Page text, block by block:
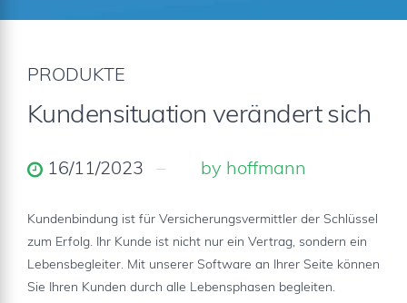
PRODUKTE
Kundensituation verändert sich
16/11/2023 by hoffmann
Kundenbindung ist für Versicherungsvermittler der Schlüssel
zum Erfolg. Ihr Kunde ist nicht nur ein Vertrag, sondern ein
Lebensbegleiter. Mit unserer Software an Ihrer Seite können
Sie Ihren Kunden durch alle Lebensphasen begleiten.